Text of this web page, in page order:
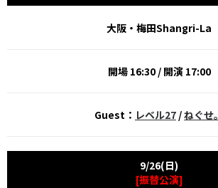
大阪・梅田Shangri-La
開場 16:30 / 開演 17:00
Guest： レベル27 /ねぐせ。
9/26(日)
[振替公演]